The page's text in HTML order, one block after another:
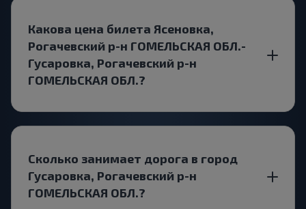
Какова цена билета Ясеновка,
Рогачевский р-н ГОМЕЛЬСКАЯ ОБЛ.-
Гусаровка, Рогачевский р-н
ГОМЕЛЬСКАЯ ОБЛ.?
Сколько занимает дорога в город
Гусаровка, Рогачевский р-н
ГОМЕЛЬСКАЯ ОБЛ.?